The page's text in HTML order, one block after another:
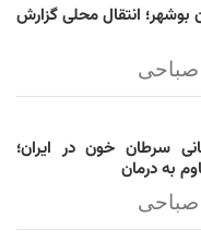
انتقال محلی گزارش
صباحی
سرطان خون در ایران؛
به درمان
صباحی